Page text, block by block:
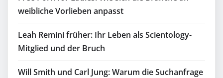
weibliche Vorlieben anpasst
Leah Remini früher: Ihr Leben als Scientology-
Mitglied und der Bruch
Will Smith und Carl Jung: Warum die Suchanfrage